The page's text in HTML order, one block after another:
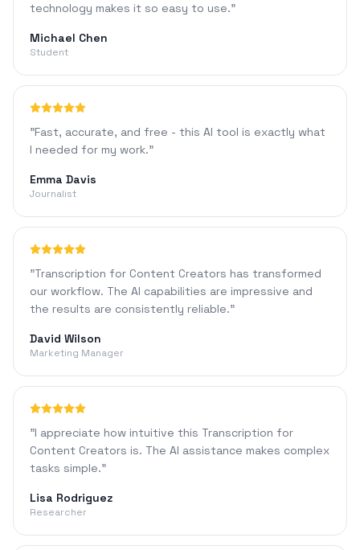
technology makes it so easy to use."
Michael Chen
Student
"Fast, accurate, and free - this AI tool is exactly what
I needed for my work."
Emma Davis
Journalist
"Transcription for Content Creators has transformed
our workflow. The AI capabilities are impressive and
the results are consistently reliable."
David Wilson
Marketing Manager
"I appreciate how intuitive this Transcription for
Content Creators is. The AI assistance makes complex
tasks simple."
Lisa Rodriguez
Researcher